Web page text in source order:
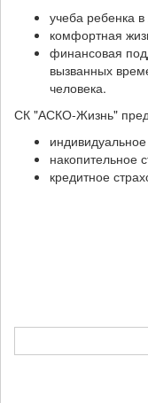
учеба ребенка
комфортная
финансовая
вызванных
человека.
СК "АСКО-Жизнь"
накопительное
кредитное